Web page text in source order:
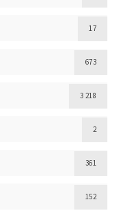
17
673
3 218
2
361
152